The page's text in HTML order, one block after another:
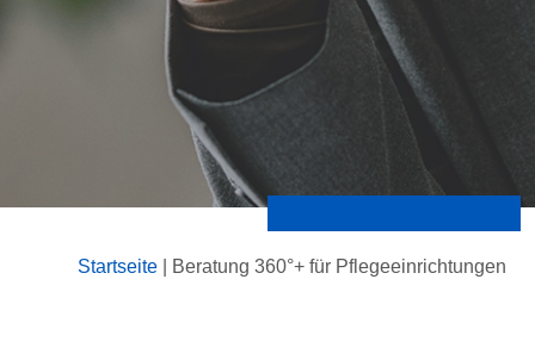
Startseite Beratung 360°+ für Pflegeeinrichtungen